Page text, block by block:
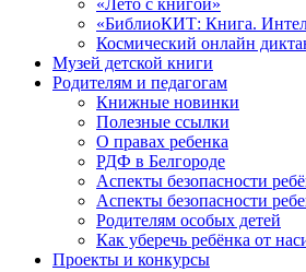
«БиблиоКИТ: Книга.
Космический онлайн
Музей детской книги
Родителям и педагогам
Книжные новинки
Полезные ссылки
О правах ребенка
РДФ в Белгороде
Аспекты безопасности
Аспекты безопасности
Родителям особых детей
Как уберечь ребёнка от
Проекты и конкурсы